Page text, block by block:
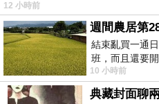
看更
12 小時前
結束亂買一通
班，而且還要
花不少錢，星
10 小時前
典藏封面聊